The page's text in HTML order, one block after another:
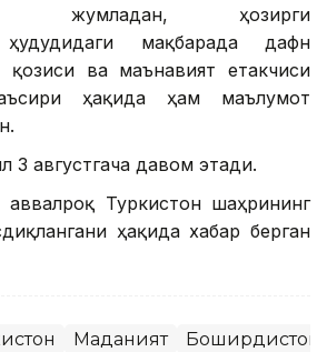
жумладан, ҳозирги
мақбарада дафн
қозиси ва маънавият етакчиси
ҳақида ҳам маълумот
3 августгача давом этади.
аввалроқ Туркистон шаҳрининг
ҳақида хабар берган
Маданият Бошқирдистон